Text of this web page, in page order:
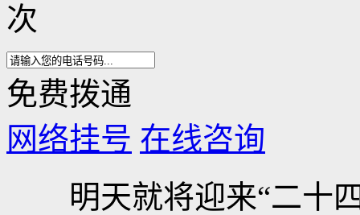
次
免费拨通
网络挂号 在线咨询
明天就将迎来“二十